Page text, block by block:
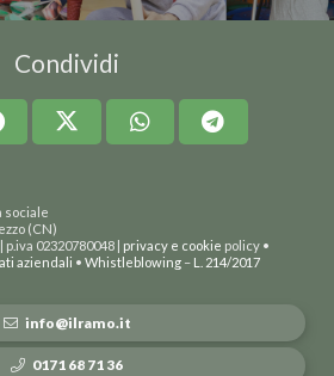
Condividi
sociale
(CN)
02320780048 | privacy e cookie policy •
aziendali • Whistleblowing – L. 214/2017
info@ilramo.it
0171 68 71 36